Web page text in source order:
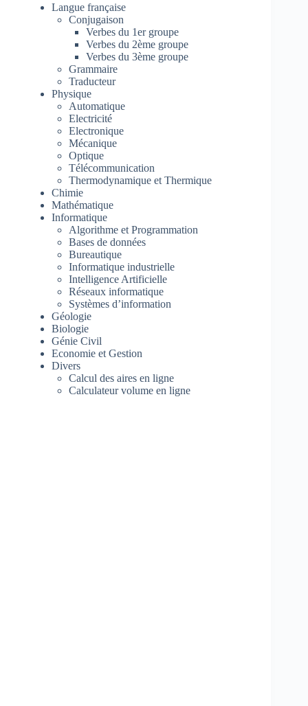
Langue française
Conjugaison
Verbes du 1er groupe
Verbes du 2ème groupe
Verbes du 3ème groupe
Grammaire
Traducteur
Physique
Automatique
Electricité
Electronique
Mécanique
Optique
Télécommunication
Thermodynamique et Thermique
Chimie
Mathématique
Informatique
Algorithme et Programmation
Bases de données
Bureautique
Informatique industrielle
Intelligence Artificielle
Réseaux informatique
Systèmes d’information
Géologie
Biologie
Génie Civil
Economie et Gestion
Divers
Calcul des aires en ligne
Calculateur volume en ligne